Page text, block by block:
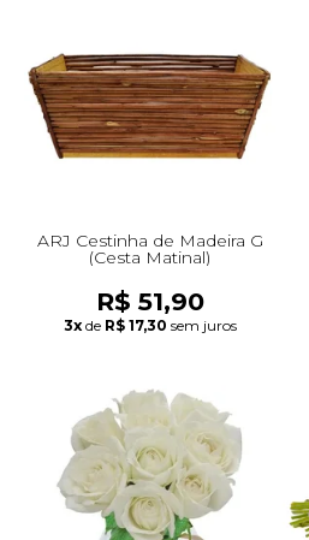
ARJ Cestinha de Madeira G
(Cesta Matinal)
R$ 51,90
3x de R$ 17,30 sem juros